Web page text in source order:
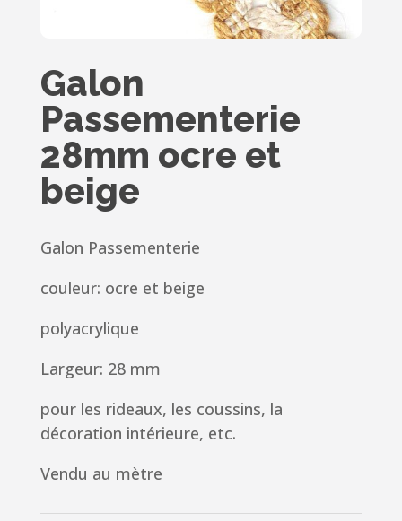
Galon
Passementerie
28mm ocre et
beige
Galon Passementerie
couleur: ocre et beige
polyacrylique
Largeur: 28 mm
pour les rideaux, les coussins, la
décoration intérieure, etc.
Vendu au mètre